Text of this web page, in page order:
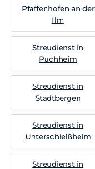
Pfaffenhofen an der
Ilm
Streudienst in
Puchheim
Streudienst in
Stadtbergen
Streudienst in
Unterschleißheim
Streudienst in